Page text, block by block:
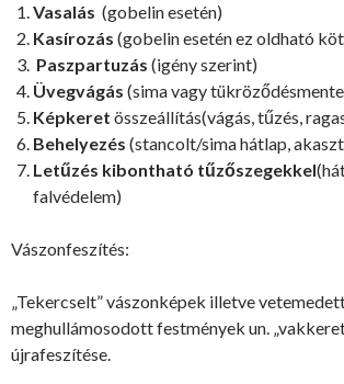
Vasalás (gobelin esetén)
Kasírozás (gobelin esetén ez oldható
Paszpartuzás (igény szerint)
Üvegvágás (sima vagy
Képkeret összeállítás(vágás,
Behelyezés (stancolt/sima hátlap,
Letűzés kibontható tűzőszegekkel
falvédelem)
Vászonfeszítés:
„Tekercselt” vászonképek illetve
meghullámosodott festmények un.
újrafeszítése.